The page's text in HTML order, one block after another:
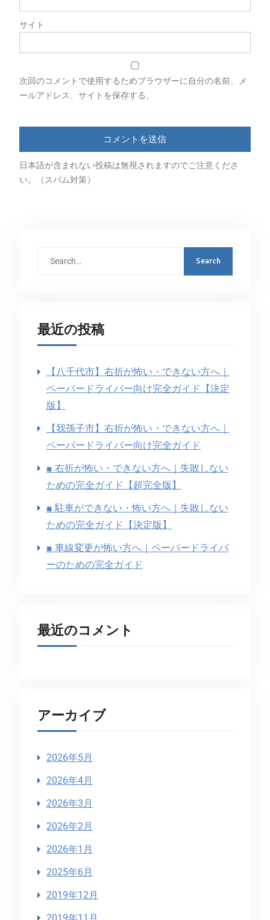
サイト
次回のコメントで使用するためブラウザーに自分の名前、メ
ールアドレス、サイトを保存する。
日本語が含まれない投稿は無視されますのでご注意くださ
い。（スパム対策）
最近の投稿
【八千代市】右折が怖い・できない方へ｜
ペーパードライバー向け完全ガイド【決定
版】
【我孫子市】右折が怖い・できない方へ｜
ペーパードライバー向け完全ガイド
■ 右折が怖い・できない方へ｜失敗しない
ための完全ガイド【超完全版】
■ 駐車ができない・怖い方へ｜失敗しない
ための完全ガイド【決定版】
■ 車線変更が怖い方へ｜ペーパードライバ
ーのための完全ガイド
最近のコメント
アーカイブ
2026年5月
2026年4月
2026年3月
2026年2月
2026年1月
2025年6月
2019年12月